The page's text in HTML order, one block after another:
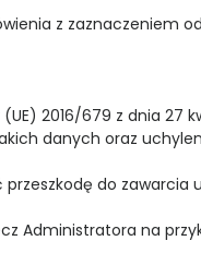
z zaznaczeniem
2016/679 z dnia 27
danych oraz
do zawarcia
Administratora na